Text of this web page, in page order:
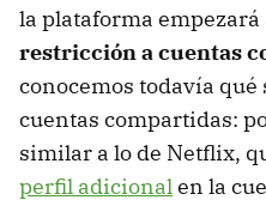
la plataforma empezará
restricción a cuentas
conocemos todavía
cuentas compartidas:
similar a lo de Netflix,
perfil adicionalen la